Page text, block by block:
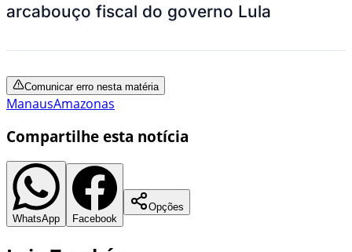
arcabouço fiscal do governo Lula
Comunicar erro nesta matéria
ManausAmazonas
Compartilhe esta notícia
WhatsApp Facebook
Opções